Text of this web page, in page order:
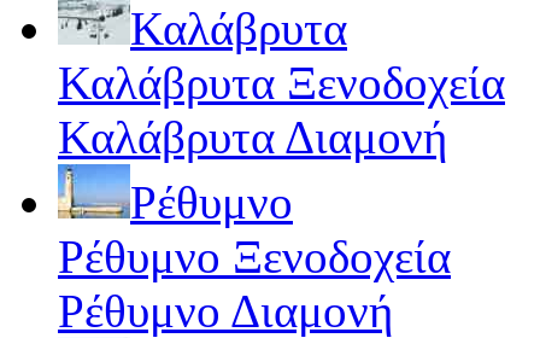
Καλάβρυτα
Καλάβρυτα Ξενοδοχεία
Καλάβρυτα Διαμονή
Ρέθυμνο
Ρέθυμνο Ξενοδοχεία
Ρέθυμνο Διαμονή